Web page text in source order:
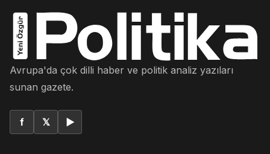
Avrupa'da çok dilli haber ve politik analiz yazıları
sunan gazete.
f 𝕏 ▶